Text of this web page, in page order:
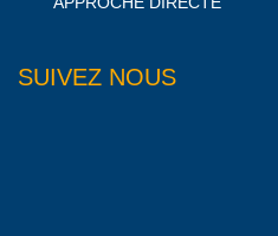
SUIVEZ NOUS